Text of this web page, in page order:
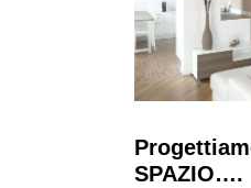
SPAZIO….